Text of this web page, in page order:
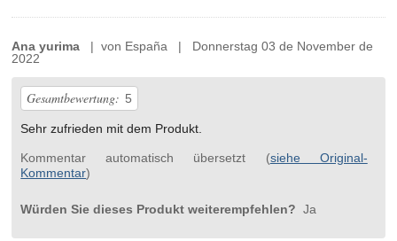
Ana yurima | von España | Donnerstag 03 de November de
2022
Gesamtbewertung: 5
Sehr zufrieden mit dem Produkt.
Kommentar automatisch übersetzt (siehe Original-
Kommentar)
Würden Sie dieses Produkt weiterempfehlen? Ja